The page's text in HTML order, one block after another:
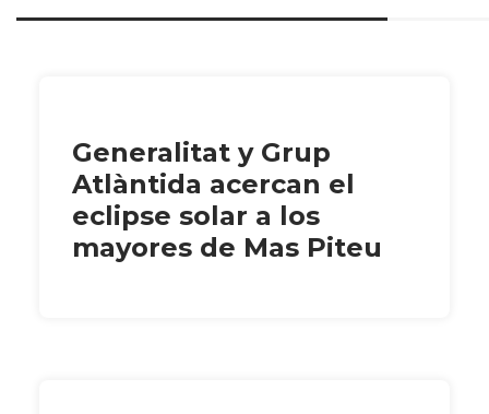
Generalitat y Grup
Atlàntida acercan el
eclipse solar a los
mayores de Mas Piteu